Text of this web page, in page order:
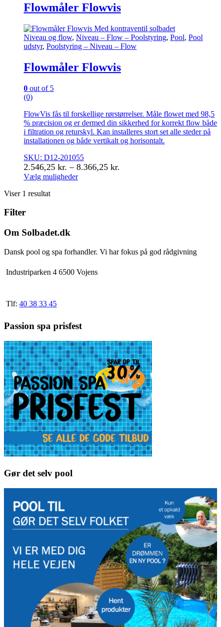
Flowmåler Flowvis
Niveau og flow, Niveau – Flow – Poolstyring, Pool, Pool
udstyr, Poolstyring – Niveau – Flow
Flowmåler Flowvis
0 out of 5
(0)
FlowVis fås til forskellige rørstørrelser. Måle flowet med 98,5
% præcision og er dermed din sikkerhed for korrekt flow både
i filtration og returskyl. Kan installeres stort set alle steder på
installationen og både vertikalt og horisontalt.
SKU: D12-201055
2.546,25 kr. – 8.366,25 kr.
Vælg muligheder
vare
flere
Mulighederne
kan
vælges
på
Viser 1 resultat
Filter
Om Solbadet.dk
Dansk pool og spa forhandler. Vi har fokus på god rådgivning
Industriparken 4 6500 Vojens
Tlf: 40 38 33 45
Passion spa prisfest
Gør det selv pool